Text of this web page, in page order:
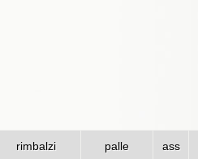
rimbalzi palle ass